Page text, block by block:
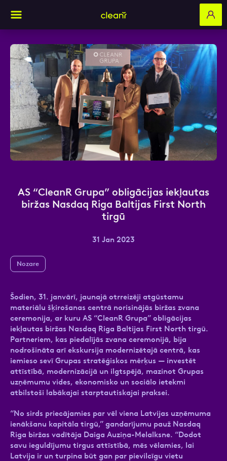
AS “CleanR Grupa” obligācijas iekļautas
biržas Nasdaq Riga Baltijas First North
tirgū
31 Jan 2023
Nozare
Šodien, 31. janvārī, jaunajā otrreizēji atgūstamu
materiālu šķirošanas centrā norisinājās biržas zvana
ceremonija, ar kuru AS “CleanR Grupa” obligācijas
iekļautas biržas Nasdaq Riga Baltijas First North tirgū.
Partneriem, kas piedalījās zvana ceremonijā, bija
nodrošināta arī ekskursija modernizētajā centrā, kas
iemieso sevī Grupas stratēģiskos mērķus — investēt
attīstībā, modernizācijā un ilgtspējā, mazinot Grupas
uzņēmumu vides, ekonomisko un sociālo ietekmi
atbilstoši labākajai starptautiskajai praksei.
“No sirds priecājamies par vēl viena Latvijas uzņēmuma
ienākšanu kapitāla tirgū,” gandarījumu pauž Nasdaq
Riga biržas vadītāja Daiga Auziņa-Melalksne. “Dodot
savu ieguldījumu tirgus attīstībā, mēs vēlamies, lai
Latvija ir un turpina būt gan par pievilcīgu vietu
Aizpildi pieteikuma formu un mēs ar tevi
sazināsimies
Vārds, Uzvārds
Atzīmējiet, ka piekrītat personas datu
apstrādei.Vairāk